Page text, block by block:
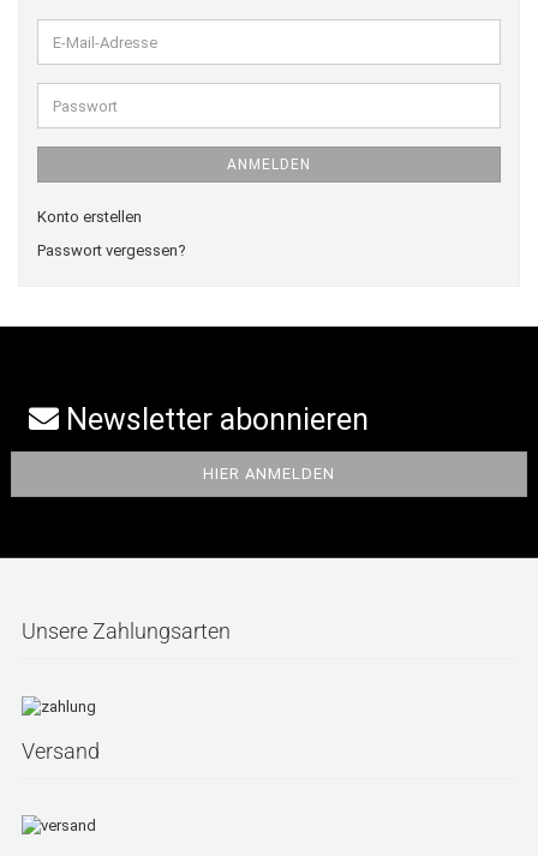
E-
Mail-
Adresse
Passwort
ANMELDEN
Konto erstellen
Passwort vergessen?
Newsletter abonnieren
Unsere Zahlungsarten
Versand